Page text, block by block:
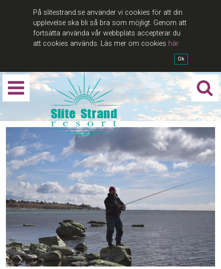
På slitestrand.se använder vi cookies för att din
upplevelse ska bli så bra som möjligt. Genom att
fortsätta använda vår webbplats accepterar du
att cookies används. Läs mer om cookies här
Ok